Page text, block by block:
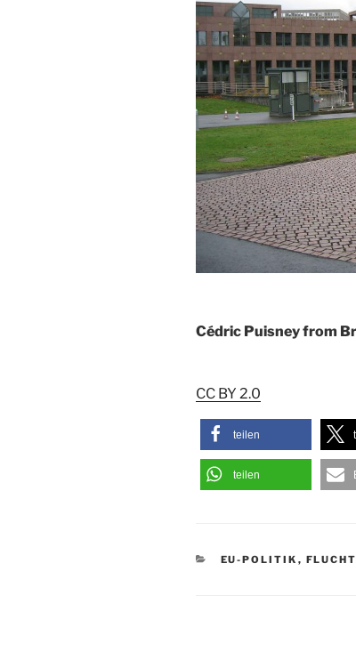
Cédric Puisney from
CC BY 2.0
teilen
teilen
KATEGORIEN
EU-POLITIK ,